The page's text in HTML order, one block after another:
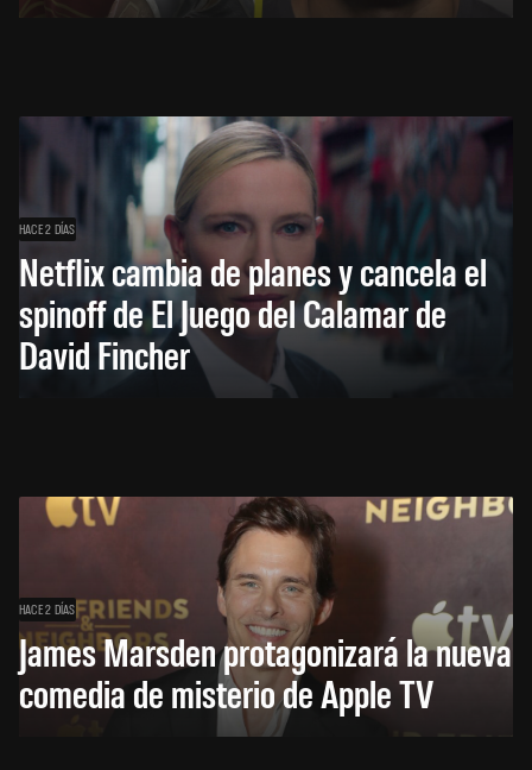
HACE 2 DÍAS
Netflix cambia de planes y cancela el
spinoff de El Juego del Calamar de
David Fincher
HACE 2 DÍAS
James Marsden protagonizará la nueva
comedia de misterio de Apple TV